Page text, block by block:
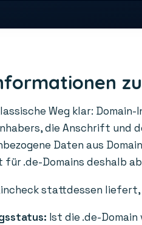
Weg klar:
die Anschrift und
Daten aus
für .de-Domains deshalb
stattdessen
Ist die .de-